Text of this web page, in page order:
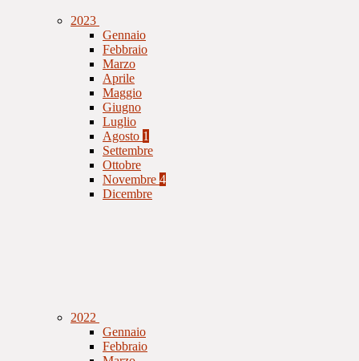
2023
Gennaio
Febbraio
Marzo
Aprile
Maggio
Giugno
Luglio
Agosto 1
Settembre
Ottobre
Novembre 4
Dicembre
2022
Gennaio
Febbraio